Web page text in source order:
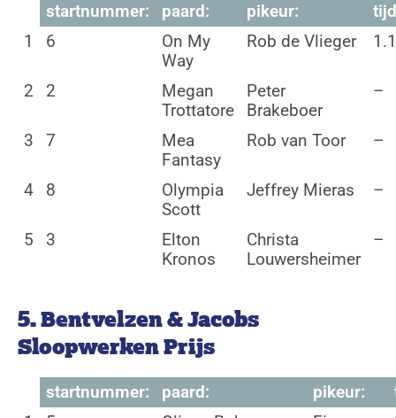
startnummer: paard: pikeur:
1
6
On My
Way
Rob de Vlieger
2 2
Megan
Trottatore
Peter
Brakeboer
–
3 7
Mea
Fantasy
Rob van Toor –
4 8
Olympia
Scott
Jeffrey Mieras –
5 3
Elton
Kronos
Christa
Louwersheimer
–
5. Bentvelzen & Jacobs
Sloopwerken Prijs
startnummer: paard: pikeur: